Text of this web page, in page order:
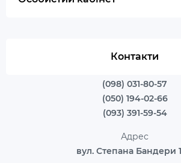
Контакти
(098) 031-80-57
(050) 194-02-66
(093) 391-59-54
Адрес
вул. Степана Бандери